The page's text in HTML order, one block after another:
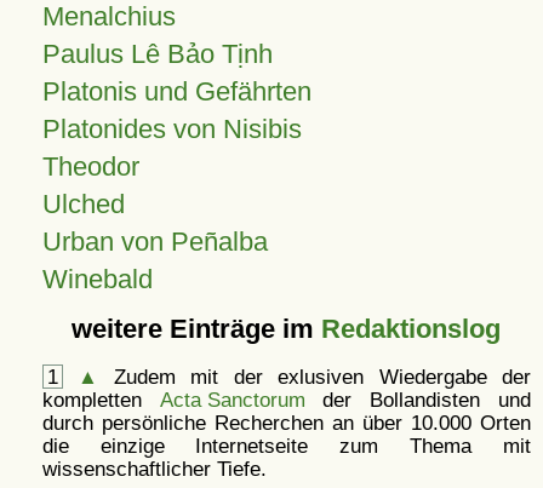
Menalchius
Paulus Lê Bảo Tịnh
Platonis und Gefährten
Platonides von Nisibis
Theodor
Ulched
Urban von Peñalba
Winebald
weitere Einträge im Redaktionslog
1 ▲
Zudem mit der exlusiven Wiedergabe der
kompletten Acta Sanctorum der Bollandisten und
durch persönliche Recherchen an über 10.000 Orten
die einzige Internetseite zum Thema mit
wissenschaftlicher Tiefe.